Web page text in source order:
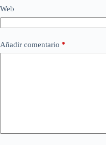
Web
Añadir comentario *